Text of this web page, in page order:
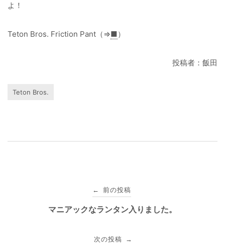
よ！
Teton Bros. Friction Pant（⇒■）
投稿者：飯田
Teton Bros.
← 前の投稿
マニアックなランタン入りました。
次の投稿 →